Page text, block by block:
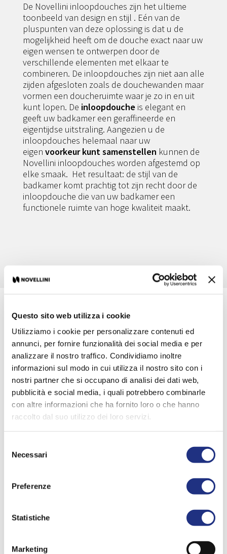
Questo sito web utilizza i cookie
Utilizziamo i cookie per personalizzare contenuti ed
annunci, per fornire funzionalità dei social media e per
analizzare il nostro traffico. Condividiamo inoltre
informazioni sul modo in cui utilizza il nostro sito con i
nostri partner che si occupano di analisi dei dati web,
pubblicità e social media, i quali potrebbero combinarle
con altre informazioni che ha fornito loro o che hanno
raccolto dal suo utilizzo dei loro servizi.
delNecessari
Preferenze
Statistiche
Marketing
De Novellini inloopdouches zijn het ultieme
toonbeeld van design en stijl . Eén van de
pluspunten van deze oplossing is dat u de
mogelijkheid heeft om de douche exact naar uw
eigen wensen te ontwerpen door de
verschillende elementen met elkaar te
combineren. De inloopdouches zijn niet aan alle
zijden afgesloten zoals de douchewanden maar
vormen een doucheruimte waar je zo in en uit
kunt lopen. De inloopdouche is elegant en
geeft uw badkamer een geraffineerde en
eigentijdse uitstraling. Aangezien u de
inloopdouches helemaal naar uw
eigen voorkeur kunt samenstellen kunnen de
Novellini inloopdouches worden afgestemd op
elke smaak. Het resultaat: de stijl van de
badkamer komt prachtig tot zijn recht door de
inloopdouche die van uw badkamer een
functionele ruimte van hoge kwaliteit maakt.